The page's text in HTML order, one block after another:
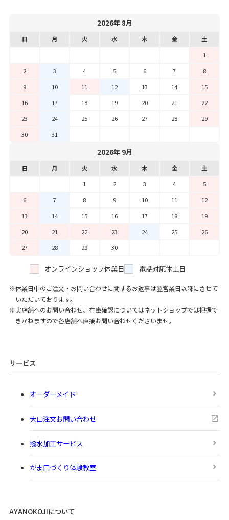
2026年 8月
日 月 火 水 木 金
土
1
2
3 4 5 6 7
8
9
10 11 12 13 14
15
16
17 18 19 20 21
22
23
24 25 26 27 28
29
30
31
2026年 9月
日 月 火 水 木 金
土
1
2 3 4
5
6
7 8 9 10 11
12
13
14 15 16 17 18
19
20
21 22 23 24 25
26
27
28 29 30
オンラインショップ休業日 電話対応休止日
休業日中のご注文・お問い合わせに関するお返事は翌営業日以降にさせて
いただいております。
実店舗へのお問い合わせ、在庫確認についてはネットショップでは把握で
きかねますので各店舗へ直接お問い合わせくださいませ。
サービス
オーダーメイド
大口注文お問い合わせ
撥水加工サービス
がま口づくり体験教室
AYANOKOJIについて